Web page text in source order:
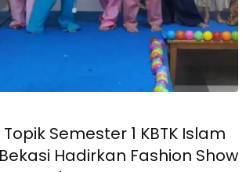
Semester 1 KBTK Islam
Hadirkan Fashion Show